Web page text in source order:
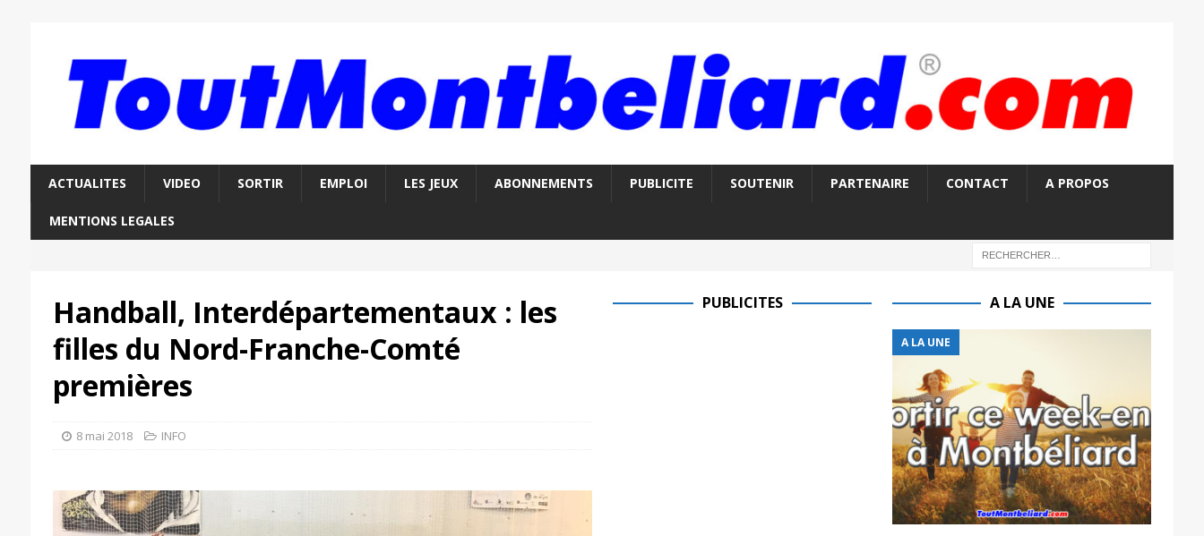
ACTUALITES VIDEO SORTIR EMPLOI LES JEUX ABONNEMENTS PUBLICITE SOUTENIR PARTENAIRE CONTACT A PROPOS
MENTIONS LEGALES
Handball, Interdépartementaux : les
filles du Nord-Franche-Comté
premières
8 mai 2018 INFO
PUBLICITES A LA UNE
A LA UNE